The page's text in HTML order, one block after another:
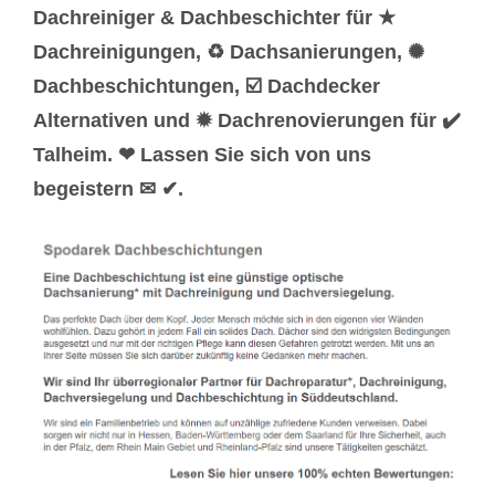
Dachreiniger & Dachbeschichter für ★
Dachreinigungen, ♻ Dachsanierungen, ✺
Dachbeschichtungen, ☑️ Dachdecker
Alternativen und ✹ Dachrenovierungen für ✔️
Talheim. ❤ Lassen Sie sich von uns
begeistern ✉ ✔.